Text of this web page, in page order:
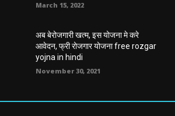
March 15, 2022
अब बेरोजगारी खत्म, इस योजना मे करे
आवेदन, फ्री रोजगार योजना free rozgar
yojna in hindi
November 30, 2021